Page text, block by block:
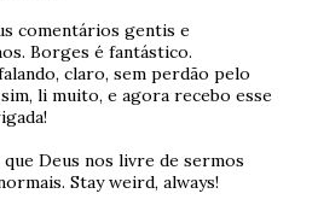
comentários gentis e
Borges é fantástico.
claro, sem perdão pelo
li muito, e agora recebo esse
Deus nos livre de sermos
Stay weird, always!